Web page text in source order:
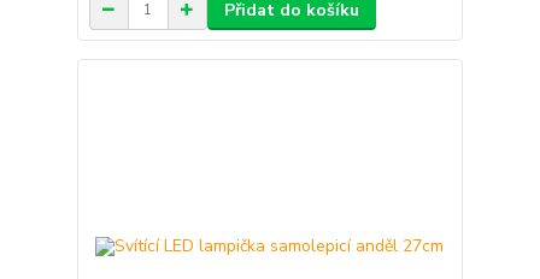
Přidat do košíku